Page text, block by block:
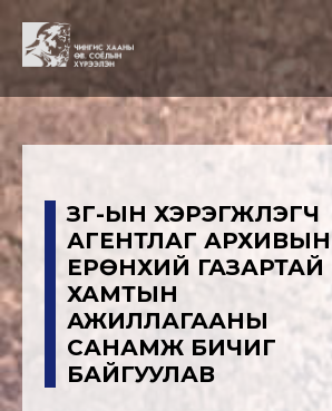
ЗГ-ЫН ХЭРЭГЖҮҮЛЭГЧ
АГЕНТЛАГ АРХИВЫН
ЕРӨНХИЙ ГАЗАРТАЙ
ХАМТЫН
АЖИЛЛАГААНЫ
САНАМЖ БИЧИГ
БАЙГУУЛАВ